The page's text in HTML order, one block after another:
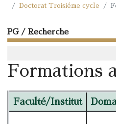
Doctorat Troisiéme cycle
PG / Recherche
Formations
Faculté/Institut